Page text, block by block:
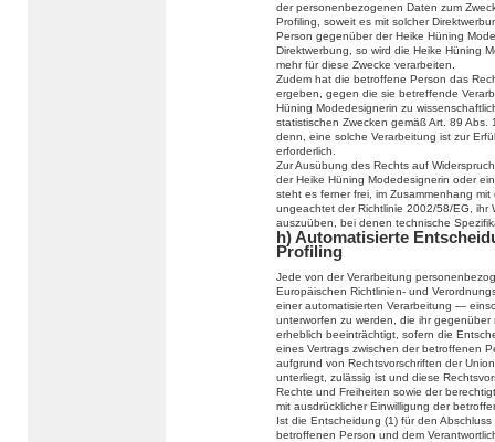
der personenbezogenen Daten zum
Profiling, soweit es mit solcher
Person gegenüber der Heike Hüning
Direktwerbung, so wird die Heike Hüning
mehr für diese Zwecke verarbeiten.
Zudem hat die betroffene Person das
ergeben, gegen die sie betreffende
Hüning Modedesignerin zu
statistischen Zwecken gemäß Art. 89
denn, eine solche Verarbeitung ist zur
erforderlich.
Zur Ausübung des Rechts auf
der Heike Hüning Modedesignerin oder
steht es ferner frei, im Zusammenhang
ungeachtet der Richtlinie 2002/58/EG, ihr
auszuüben, bei denen technische
h) Automatisierte
Profiling
Jede von der Verarbeitung
Europäischen Richtlinien- und
einer automatisierten Verarbeitung —
unterworfen zu werden, die ihr
erheblich beeinträchtigt, sofern die
eines Vertrags zwischen der betroffenen
aufgrund von Rechtsvorschriften der
unterliegt, zulässig ist und diese
Rechte und Freiheiten sowie der
mit ausdrücklicher Einwilligung der
Ist die Entscheidung (1) für den
betroffenen Person und dem